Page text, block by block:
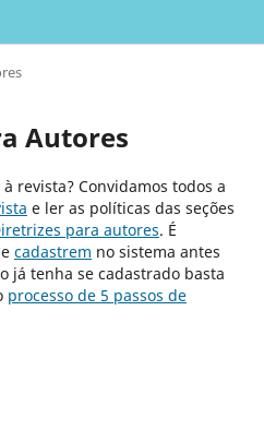
Autores
revista? Convidamos todos a
e ler as políticas das seções
para autores. É
cadastrem no sistema antes
já tenha se cadastrado basta
processo de 5 passos de